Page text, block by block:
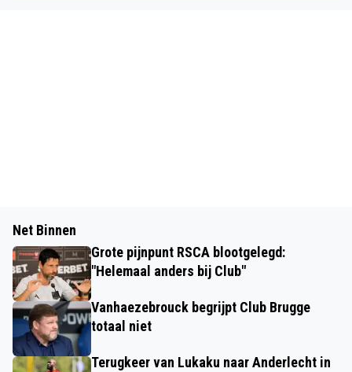
Net Binnen
Grote pijnpunt RSCA blootgelegd:
"Helemaal anders bij Club"
Vanhaezebrouck begrijpt Club Brugge
totaal niet
Terugkeer van Lukaku naar Anderlecht in